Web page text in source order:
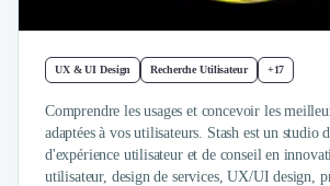
Direction Artistique
Logiciel E-Commerce
Intelligence Artificielle (IA)
Réalité Virtuelle (VR)
UX & UI Design Recherche Utilisateur +17
Comprendre les usages et concevoir les
adaptées à vos utilisateurs. Stash est un studio
d'expérience utilisateur et de conseil en
utilisateur, design de services, UX/UI design,